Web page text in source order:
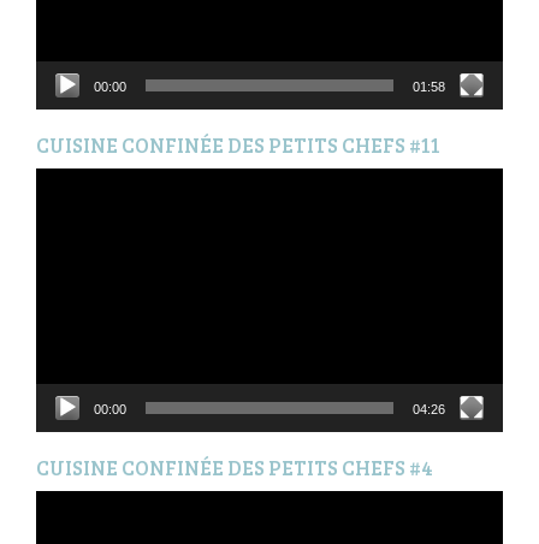
00:00 01:58
CUISINE CONFINÉE DES PETITS CHEFS #11
00:00 04:26
CUISINE CONFINÉE DES PETITS CHEFS #4